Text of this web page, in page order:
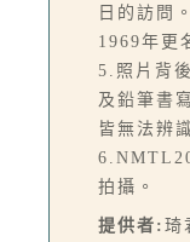
日的訪問
1969年更
5.照片背
及鉛筆書
皆無法辨
拍攝。
提供者: 琦